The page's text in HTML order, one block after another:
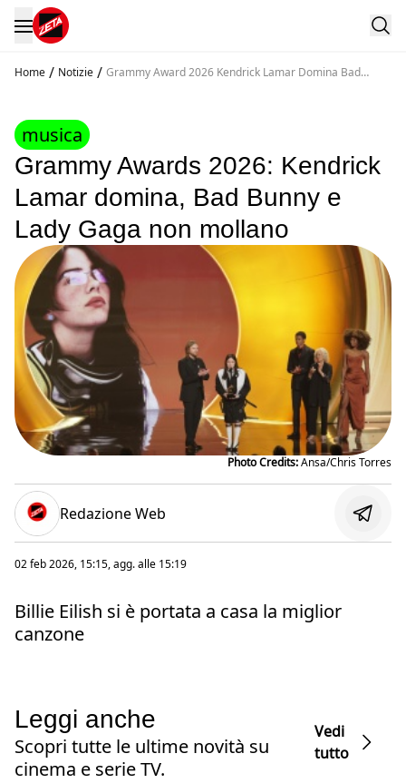
Home / Notizie / Grammy Award 2026 Kendrick Lamar Domina Bad
musica
Grammy Awards 2026: Kendrick
Lamar domina, Bad Bunny e
Lady Gaga non mollano
Photo Credits:Ansa/Chris Torres
Redazione Web
02 feb 2026, 15:15, agg. alle 15:19
Billie Eilish si è portata a casa la miglior
canzone
Leggi anche
Scopri tutte le ultime novità su
cinema e serie TV.
Vedi
tutto